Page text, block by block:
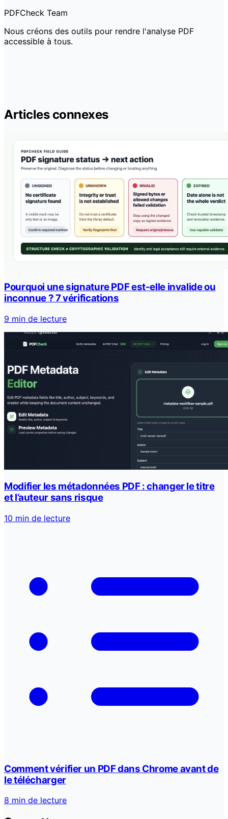
PDFCheck Team
Nous créons des outils pour rendre l'analyse PDF
accessible à tous.
Articles connexes
Pourquoi une signature PDF est-elle invalide ou
inconnue ? 7 vérifications
9 min de lecture
Modifier les métadonnées PDF : changer le titre
et l’auteur sans risque
10 min de lecture
Comment vérifier un PDF dans Chrome avant de
le télécharger
8 min de lecture